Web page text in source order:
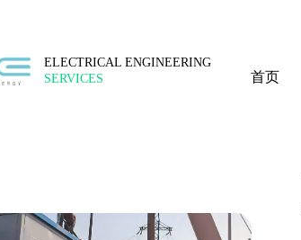
首页
ELECTRICAL ENGINEERING
SERVICES